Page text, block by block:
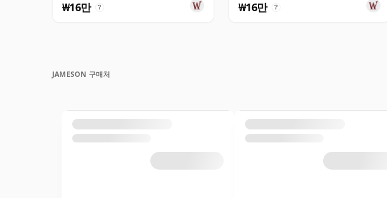
₩16만 ? ₩16만 ?
JAMESON 구매처